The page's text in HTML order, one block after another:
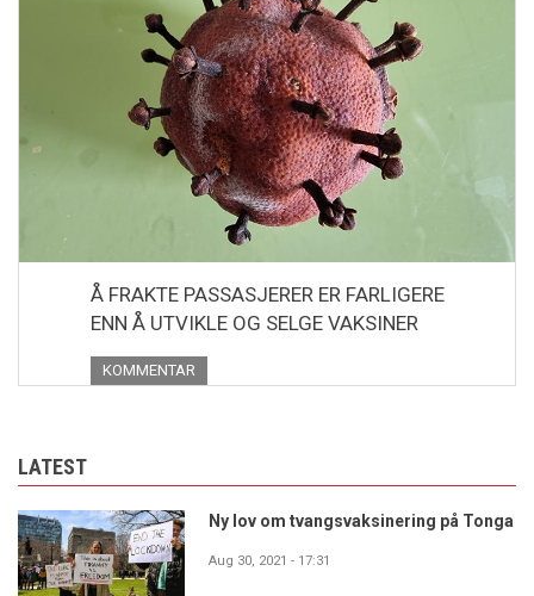
Å FRAKTE PASSASJERER ER FARLIGERE
ENN Å UTVIKLE OG SELGE VAKSINER
KOMMENTAR
LATEST
Ny lov om tvangsvaksinering på Tonga
Aug 30, 2021 - 17:31